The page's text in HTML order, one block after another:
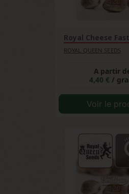
Royal Cheese
ROYAL QUEEN SEEDS
A partir
4,40 € /
Voir le